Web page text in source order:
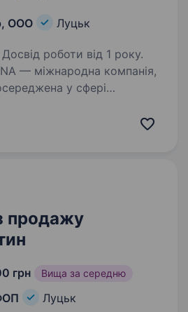
OOO Луцьк
роботи від 1 року.
у сфері
виробництво
продажу
грн Вища за середню
Луцьк